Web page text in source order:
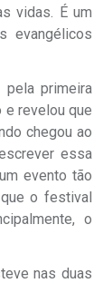
vidas. É um
evangélicos
pela primeira
revelou que
chegou ao
essa
evento tão
o festival
o
nas duas